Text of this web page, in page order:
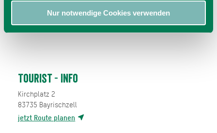
Nur notwendige Cookies verwenden
Tourist - Info
Kirchplatz 2
83735 Bayrischzell
jetzt Route planen